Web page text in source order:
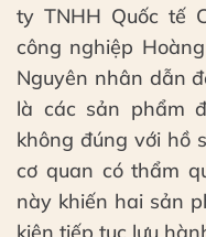
ty TNHH Quốc tế
công nghiệp
Nguyên nhân dẫn
là các sản phẩm
không đúng với hồ
cơ quan có thẩm
này khiến hai sản